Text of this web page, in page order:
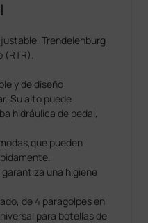
Trendelenburg
y de diseño
Su alto puede
hidráulica de pedal,
pueden
una higiene
de 4 paragolpes en
para botellas de